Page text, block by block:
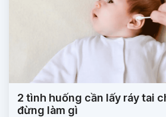
2 tình huống cần lấy ráy tai
đừng làm gì